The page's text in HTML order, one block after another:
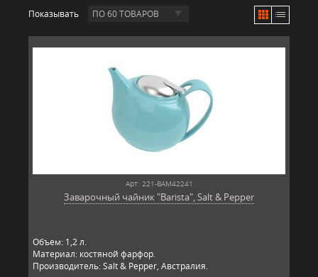
Показывать ПО 60 ТОВАРОВ
Арт: 221-BAM42241
Заварочный чайник "Barista", Salt & Pepper
Объем: 1,2 л.
Материал: костяной фарфор.
Производитель: Salt & Pepper, Австралия.